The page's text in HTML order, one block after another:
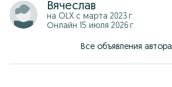
Вячеслав
на OLX с марта 2023 г.
Онлайн 15 июля 2026 г.
Все объявления автора